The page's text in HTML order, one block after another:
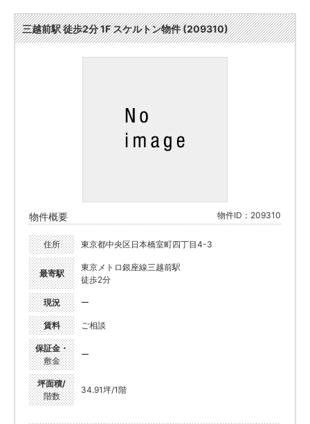
三越前駅 徒歩2分 1F スケルトン物件 (209310)
物件概要 物件ID：209310
住所 東京都中央区日本橋室町四丁目4-3
最寄駅
東京メトロ銀座線三越前駅
徒歩2分
現況 ー
賃料 ご相談
保証金・
敷金
ー
坪面積/
階数
34.91坪/1階